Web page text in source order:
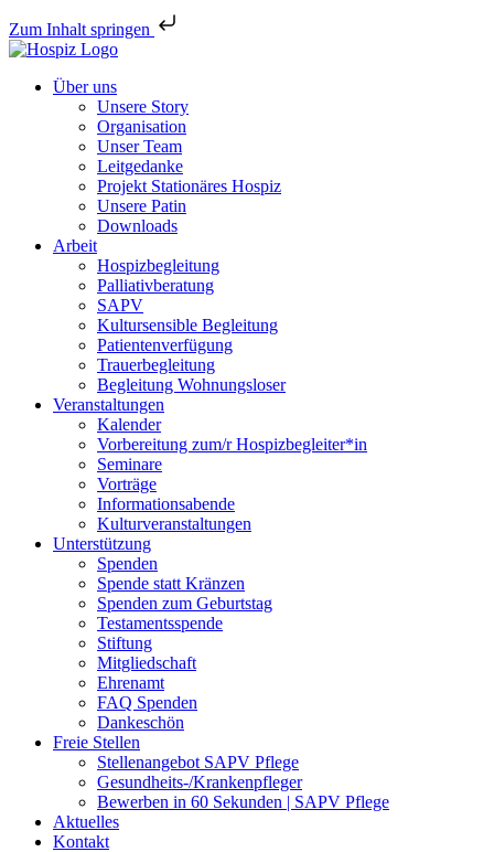
Zum Inhalt springen
Über uns
Unsere Story
Organisation
Unser Team
Leitgedanke
Projekt Stationäres Hospiz
Unsere Patin
Downloads
Arbeit
Hospizbegleitung
Palliativberatung
SAPV
Kultursensible Begleitung
Patientenverfügung
Trauerbegleitung
Begleitung Wohnungsloser
Veranstaltungen
Kalender
Vorbereitung zum/r Hospizbegleiter*in
Seminare
Vorträge
Informationsabende
Kulturveranstaltungen
Unterstützung
Spenden
Spende statt Kränzen
Spenden zum Geburtstag
Testamentsspende
Stiftung
Mitgliedschaft
Ehrenamt
FAQ Spenden
Dankeschön
Freie Stellen
Stellenangebot SAPV Pflege
Gesundheits-/Krankenpfleger
Bewerben in 60 Sekunden | SAPV Pflege
Aktuelles
Kontakt